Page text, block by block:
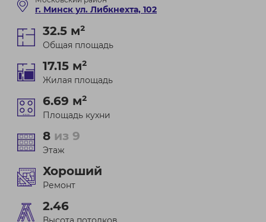
г. Минск ул. Либкнехта, 102
32.5 м²
Общая площадь
17.15 м²
Жилая площадь
6.69 м²
Площадь кухни
8 из 9
Этаж
Хороший
Ремонт
2.46